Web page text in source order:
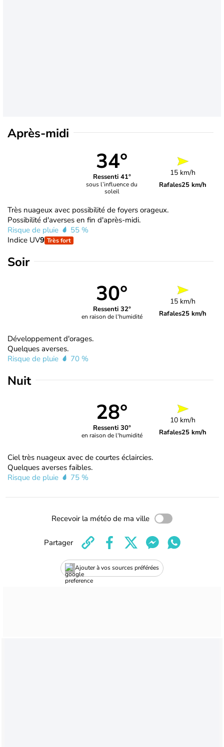
Après-midi
34°
Ressenti 41°
sous l’influence du
soleil
15 km/h
Rafales25 km/h
Très nuageux avec possibilité de foyers orageux.
Possibilité d'averses en fin d'après-midi.
Risque de pluie
55 %
Indice UV9 Très fort
Soir
30°
Ressenti 32°
en raison de l'humidité
15 km/h
Rafales25 km/h
Développement d'orages.
Quelques averses.
Risque de pluie
70 %
Nuit
28°
Ressenti 30°
en raison de l'humidité
10 km/h
Rafales25 km/h
Ciel très nuageux avec de courtes éclaircies.
Quelques averses faibles.
Risque de pluie
75 %
Recevoir la météo de ma ville
Ajouter à vos sources préférées
Partager